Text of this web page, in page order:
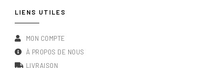
LIENS UTILES
MON COMPTE
À PROPOS DE NOUS
LIVRAISON